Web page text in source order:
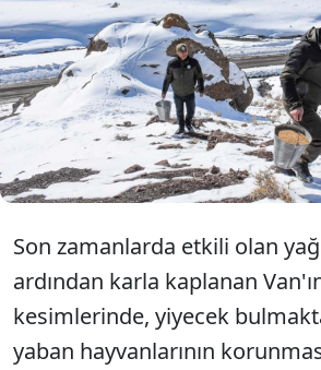
Doğa Koruma ve Milli
Müdürlüğü (DKMP)
ekipleri, Van'ın kırsal
hayvanları için
sürdürüyor.
Son zamanlarda etkili olan
ardından karla kaplanan
kesimlerinde, yiyecek
yaban hayvanlarının